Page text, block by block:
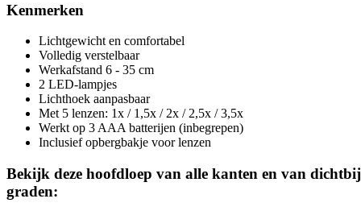
Kenmerken
Lichtgewicht en comfortabel
Volledig verstelbaar
Werkafstand 6 - 35 cm
2 LED-lampjes
Lichthoek aanpasbaar
Met 5 lenzen: 1x / 1,5x / 2x / 2,5x / 3,5x
Werkt op 3 AAA batterijen (inbegrepen)
Inclusief opbergbakje voor lenzen
Bekijk deze hoofdloep van alle kanten en van
graden: